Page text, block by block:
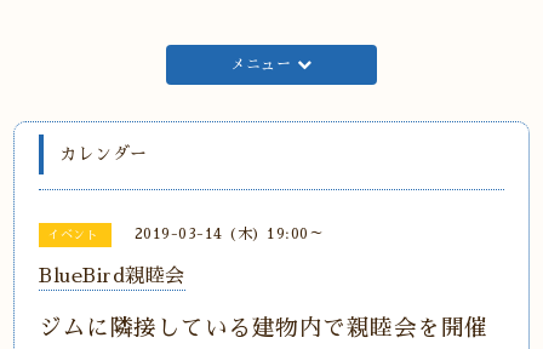
メニュー
カレンダー
イベント 2019-03-14 (木) 19:00～
BlueBird親睦会
ジムに隣接している建物内で親睦会を開催